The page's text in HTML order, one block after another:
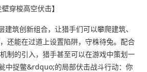
穿梭高空伏击】
建筑创新组合，让猎手们可以攀爬建筑、
还能在过道上设置陷阱，守株待兔。配合
制的引入，猎手甚至可以在游戏中策划一
中捉鳖&rdquo;的局部伏击战斗行动：你